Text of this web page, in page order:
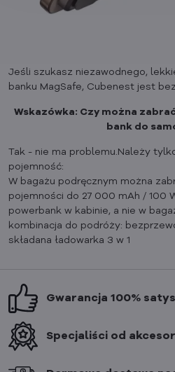
Jeśli szukasz niezawodnego,
banku MagSafe, Cubenest jest
Wskazówka: Czy można
bank do
Tak - nie ma problemu.Należy
pojemność:
W bagażu podręcznym można
pojemności do 27 000 mAh / 100
powerbank w kabinie, a nie w
kombinacja do podróży:
składana ładowarka 3 w 1
Gwarancja 100%
Specjaliści od